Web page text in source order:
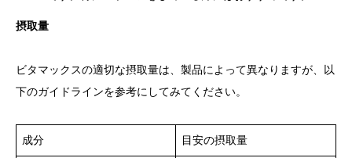
摂取量
ビタマックスの適切な摂取量は、製品によって異なりますが、以
下のガイドラインを参考にしてみてください。
成分 目安の摂取量